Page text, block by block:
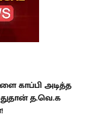
காப்பி அடித்த
த.வெ.க